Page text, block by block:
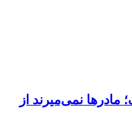
نمی‌میرند از